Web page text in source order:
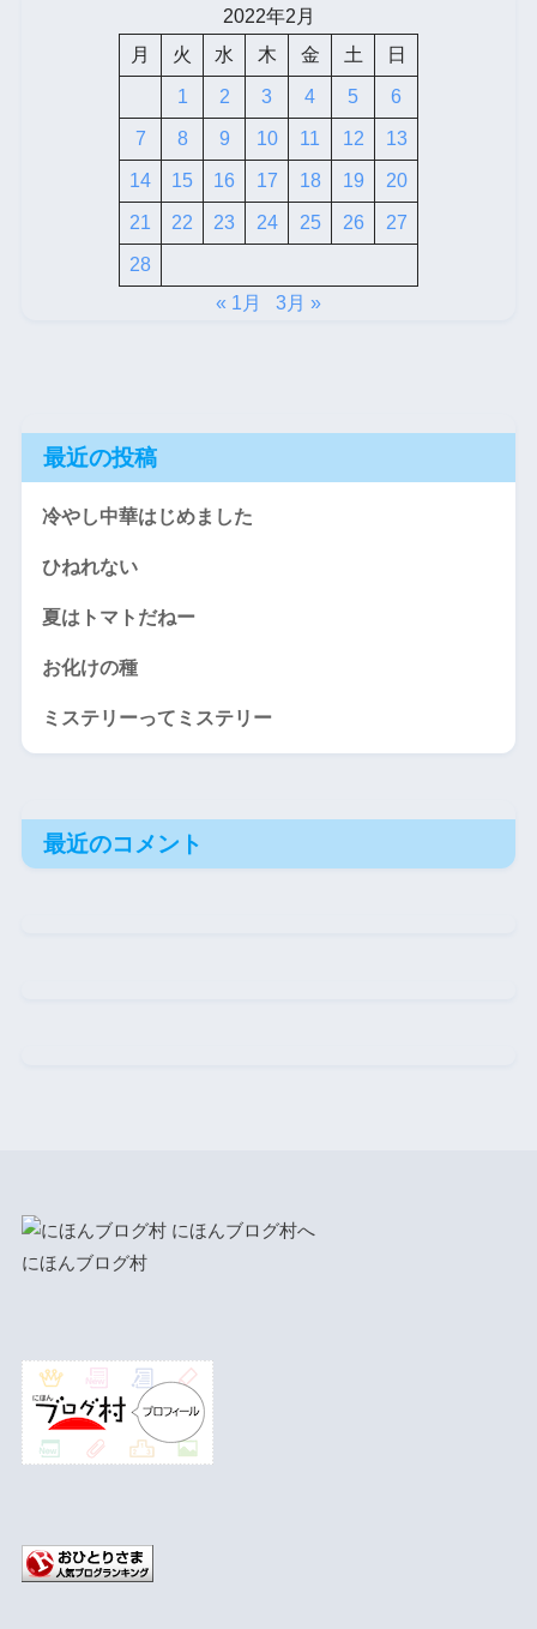
2022年2月
月
火 水 木 金 土 日
1 2 3 4 5 6
7 8 9 10 11 12 13
14 15 16 17 18 19 20
21 22 23 24 25 26 27
28
« 1月
3月 »
最近の投稿
冷やし中華はじめました
ひねれない
夏はトマトだねー
お化けの種
ミステリーってミステリー
最近のコメント
にほんブログ村